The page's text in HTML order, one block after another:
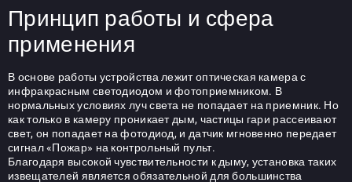
Принцип работы и сфера
применения
В основе работы устройства лежит оптическая камера с
инфракрасным светодиодом и фотоприемником. В
нормальных условиях луч света не попадает на приемник. Но
как только в камеру проникает дым, частицы гари рассеивают
свет, он попадает на фотодиод, и датчик мгновенно передает
сигнал «Пожар» на контрольный пульт.
Благодаря высокой чувствительности к дыму, установка таких
извещателей является обязательной для большинства